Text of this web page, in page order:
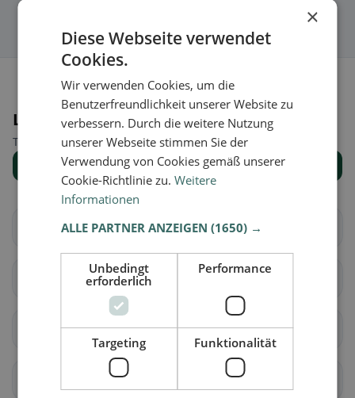
Luoghi nelle vicinanze
Trova il luogo giusto per la tua ricerca di ristoranti.
Mostra tutti i luoghi
Chessel
Gryon
Lavey-Morcles Leysin
×
Diese Webseite verwendet
Cookies.
Wir verwenden Cookies, um die
Benutzerfreundlichkeit unserer Website zu
verbessern. Durch die weitere Nutzung
unserer Webseite stimmen Sie der
Verwendung von Cookies gemäß unserer
Cookie-Richtlinie zu.Weitere
Informationen
ALLE PARTNER ANZEIGEN(1650) →
Unbedingt
erforderlich
Performance
Targeting Funktionalität